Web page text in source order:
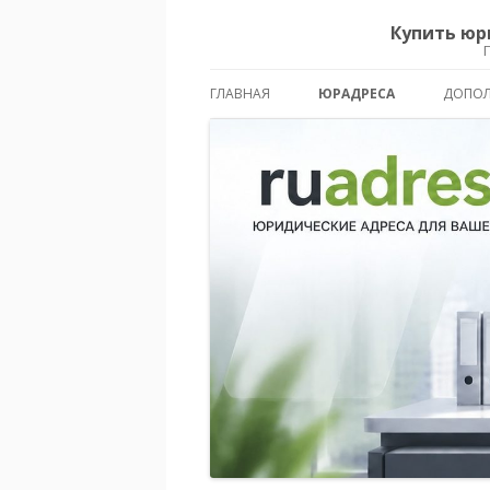
Купить
ГЛАВНАЯ ЮРАДРЕСА
СЕВЕРНЫЙ ОКРУГ
СЕВЕРО-ВОСТОЧНЫЙ
ЮГО-ВОСТОЧНЫЙ ОКРУГ
ЮГО-ЗАПАДНЫЙ ОКРУГ
ЗАПАДНЫЙ ОКРУГ